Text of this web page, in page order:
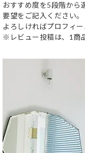
おすすめ度を5段階から
要望をご記入ください。
よろしければプロフィー
※レビュー投稿は、1商